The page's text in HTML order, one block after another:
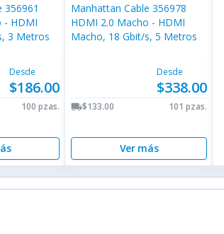
356961
- HDMI
3 Metros
Desde
$186.00
100 pzas.
Manhattan Cable 356978
HDMI 2.0 Macho - HDMI
Macho, 18 Gbit/s, 5 Metros
Desde
$338.00
local_shipping$133.00 101 pzas.
Ver más